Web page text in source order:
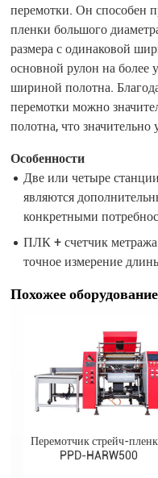
перемотки. Он способен
пленки большого
размера с одинаковой
основной рулон на более
шириной полотна.
перемотки можно
полотна, что значительно
Особенности
Две или четыре
являются
конкретными
ПЛК + счетчик
точное измерение
Похожее оборудование
Перемотчик стрейч-
PPD-HARW500